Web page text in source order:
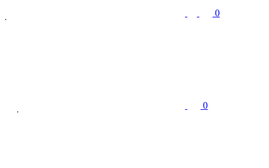
0
0